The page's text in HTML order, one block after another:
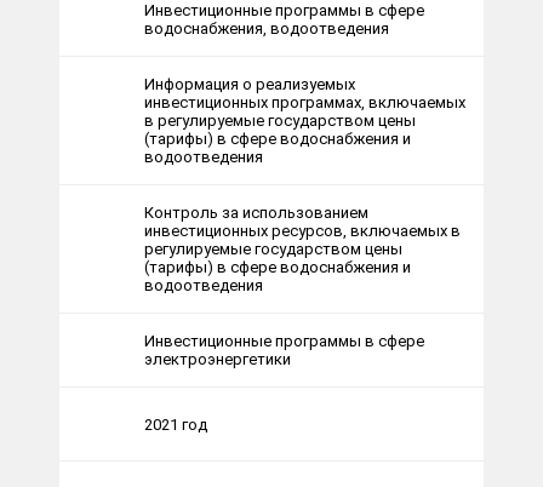
Инвестиционные программы в сфере
водоснабжения, водоотведения
Информация о реализуемых
инвестиционных программах, включаемых
в регулируемые государством цены
(тарифы) в сфере водоснабжения и
водоотведения
Контроль за использованием
инвестиционных ресурсов, включаемых в
регулируемые государством цены
(тарифы) в сфере водоснабжения и
водоотведения
Инвестиционные программы в сфере
электроэнергетики
2021 год